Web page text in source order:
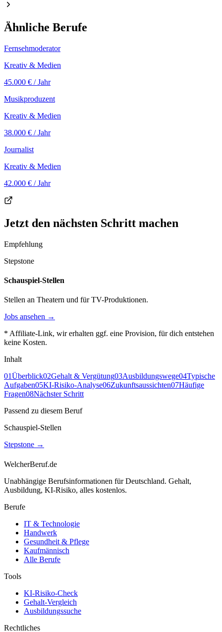
Ähnliche Berufe
Fernsehmoderator
Kreativ & Medien
45.000 € / Jahr
Musikproduzent
Kreativ & Medien
38.000 € / Jahr
Journalist
Kreativ & Medien
42.000 € / Jahr
Jetzt den nächsten Schritt machen
Empfehlung
Stepstone
Schauspiel-Stellen
Stellen an Theatern und für TV-Produktionen.
Jobs ansehen →
* Affiliate-Link, wir erhalten ggf. eine Provision, für dich entstehen
keine Kosten.
Inhalt
01Überblick02Gehalt & Vergütung03Ausbildungswege04Typische
Aufgaben05KI-Risiko-Analyse06Zukunftsaussichten07Häufige
Fragen08Nächster Schritt
Passend zu diesem Beruf
Schauspiel-Stellen
Stepstone →
WelcherBeruf.de
Unabhängige Berufsinformationen für Deutschland. Gehalt,
Ausbildung, KI-Risiko, alles kostenlos.
Berufe
IT & Technologie
Handwerk
Gesundheit & Pflege
Kaufmännisch
Alle Berufe
Tools
KI-Risiko-Check
Gehalt-Vergleich
Ausbildungssuche
Rechtliches